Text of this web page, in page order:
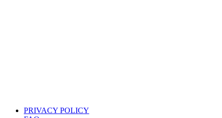
PRIVACY POLICY